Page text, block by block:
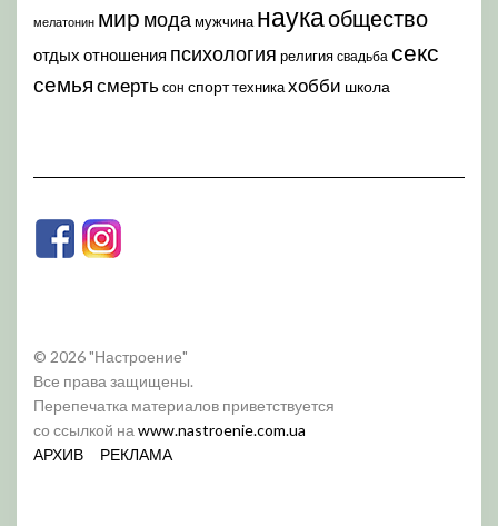
мелатонин мир модамужчина наукаобщество
отдых отношения психология религия свадьба секс
семья смерть сон спорттехникахобби школа
© 2026 "Настроение"
Все права защищены.
Перепечатка материалов приветствуется
со ссылкой на www.nastroenie.com.ua
АРХИВ
РЕКЛАМА